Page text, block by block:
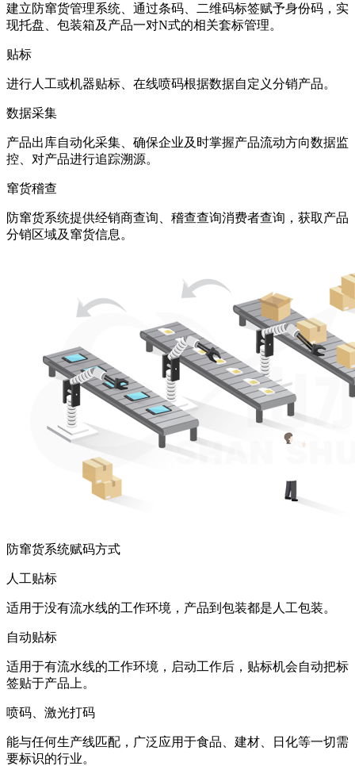
建立防窜货管理系统、通过条码、二维码标签赋予身份码，实
现托盘、包装箱及产品一对N式的相关套标管理。
贴标
进行人工或机器贴标、在线喷码根据数据自定义分销产品。
数据采集
产品出库自动化采集、确保企业及时掌握产品流动方向数据监
控、对产品进行追踪溯源。
窜货稽查
防窜货系统提供经销商查询、稽查查询消费者查询，获取产品
分销区域及窜货信息。
防窜货系统赋码方式
人工贴标
适用于没有流水线的工作环境，产品到包装都是人工包装。
自动贴标
适用于有流水线的工作环境，启动工作后，贴标机会自动把标
签贴于产品上。
喷码、激光打码
能与任何生产线匹配，广泛应用于食品、建材、日化等一切需
要标识的行业。